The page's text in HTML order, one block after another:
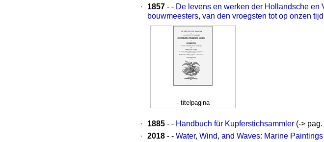
·
1857 - - De levens en werken der Hollandsche
bouwmeesters, van den vroegsten tot op onzen tijd
- titelpagina
· 1885 - - Handbuch für Kupferstichsammler (->
·
2018 - - Water, Wind, and Waves: Marine